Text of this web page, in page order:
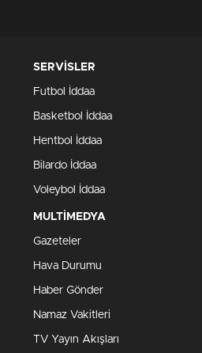
SERVİSLER
Futbol İddaa
Basketbol İddaa
Hentbol İddaa
Bilardo İddaa
Voleybol İddaa
MULTİMEDYA
Gazeteler
Hava Durumu
Haber Gönder
Namaz Vakitleri
TV Yayın Akışları